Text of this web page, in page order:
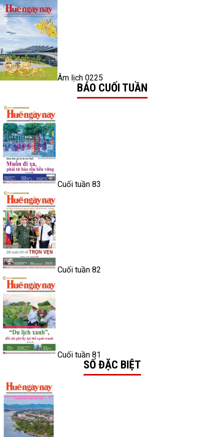
Âm lịch 0225
BÁO CUỐI TUẦN
Cuối tuần 83
Cuối tuần 82
Cuối tuần 81
SỐ ĐẶC BIỆT